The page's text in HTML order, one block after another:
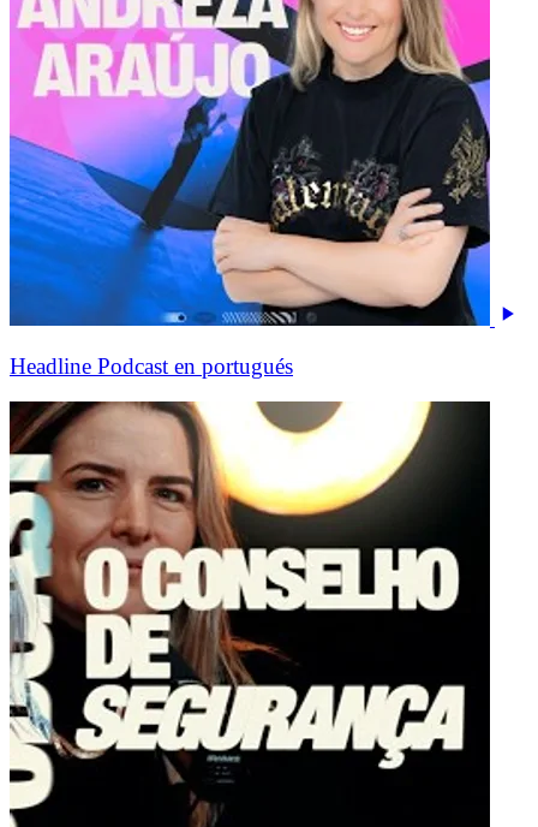
Headline Podcast en portugués